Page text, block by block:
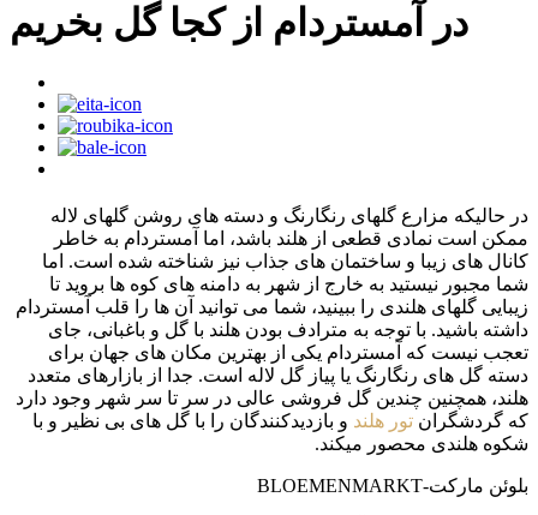
در آمستردام از کجا گل بخریم
در حالیکه مزارع گلهای رنگارنگ و دسته های روشن گلهای لاله
ممکن است نمادی قطعی از هلند باشد، اما آمستردام به خاطر
کانال های زیبا و ساختمان های جذاب نیز شناخته شده است. اما
شما مجبور نیستید به خارج از شهر به دامنه های کوه ها بروید تا
زیبایی گلهای هلندی را ببینید، شما می توانید آن ها را قلب آمستردام
داشته باشید. با توجه به مترادف بودن هلند با گل و باغبانی، جای
تعجب نیست که آمستردام یکی از بهترین مکان های جهان برای
دسته گل های رنگارنگ یا پیاز گل لاله است. جدا از بازارهای متعدد
هلند، همچنین چندین گل فروشی عالی در سر تا سر شهر وجود دارد
که گردشگران تور هلند و بازدیدکنندگان را با گل های بی نظیر و با
شکوه هلندی محصور میکند.
بلوئن مارکت-BLOEMENMARKT